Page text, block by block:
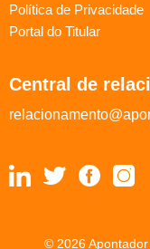
Política de Privacidade
Portal do Titular
Central de
© 2026